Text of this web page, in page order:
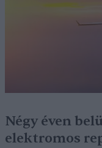
Négy éven
elektromos